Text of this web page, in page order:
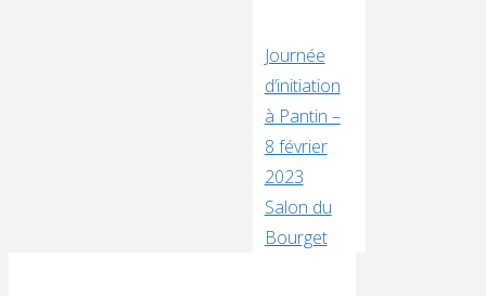
Journée
d’initiation
à Pantin –
8 février
2023
Salon du
Bourget